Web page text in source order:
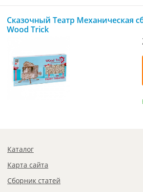
Сказочный Театр Механическая
Wood Trick
Каталог
Карта сайта
Сборник статей